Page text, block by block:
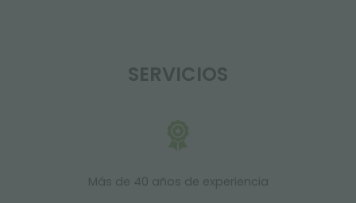
SERVICIOS
Más de 40 años de experiencia